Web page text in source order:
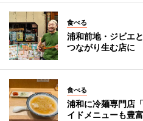
食べる
浦和前地・ジビエ
つながり生む店に
食べる
浦和に冷麺専門店
イドメニューも豊